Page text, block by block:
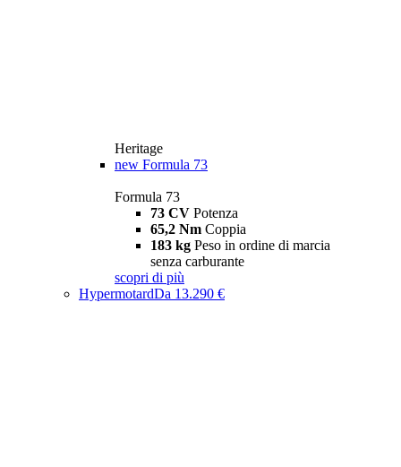
Heritage
new Formula 73
Formula 73
73 CV Potenza
65,2 Nm Coppia
183 kg Peso in ordine di marcia
senza carburante
scopri di più
HypermotardDa 13.290 €